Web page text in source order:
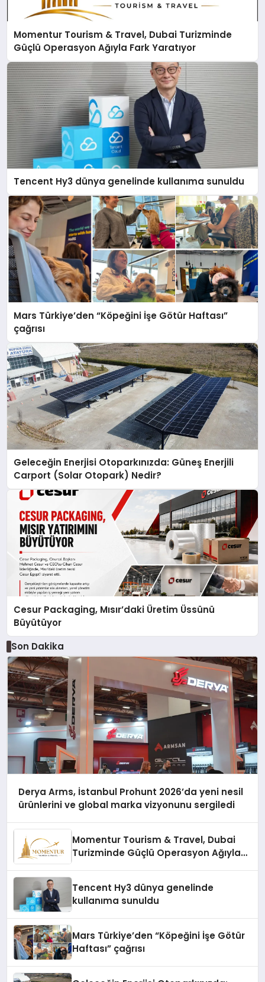
Momentur Tourism & Travel, Dubai Turizminde
Güçlü Operasyon Ağıyla Fark Yaratıyor
Tencent Hy3 dünya genelinde kullanıma sunuldu
Mars Türkiye’den “Köpeğini İşe Götür Haftası”
çağrısı
Geleceğin Enerjisi Otoparkınızda: Güneş Enerjili
Carport (Solar Otopark) Nedir?
Cesur Packaging, Mısır’daki Üretim Üssünü
Büyütüyor
Son Dakika
Derya Arms, İstanbul Prohunt 2026’da yeni nesil
ürünlerini ve global marka vizyonunu sergiledi
Momentur Tourism & Travel, Dubai
Turizminde Güçlü Operasyon Ağıyla
Tencent Hy3 dünya genelinde
kullanıma sunuldu
Mars Türkiye’den “Köpeğini İşe Götür
Haftası” çağrısı